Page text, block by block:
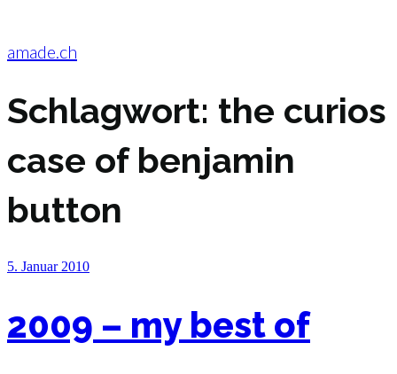
springen
amade.ch
Schlagwort: the curios
case of benjamin
button
Veröffentlicht
5. Januar 2010
2009 – my best of